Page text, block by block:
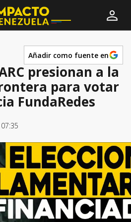
Añadir como fuente en
presionan a la
para votar
FundaRedes